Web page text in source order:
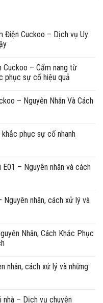
Điện Cuckoo – Dịch vụ Uy
Cuckoo – Cẩm nang từ
phục sự cố hiệu quả
– Nguyên Nhân Và Cách
phục sự cố nhanh
– Nguyên nhân và cách
nhân, cách xử lý và
Nhân, Cách Khắc Phục
nhân, cách xử lý và những
– Dịch vụ chuyên